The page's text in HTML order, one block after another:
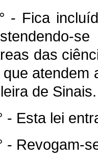
- Fica
das
atendem
de Sinais.
- Esta lei
- Revogam-